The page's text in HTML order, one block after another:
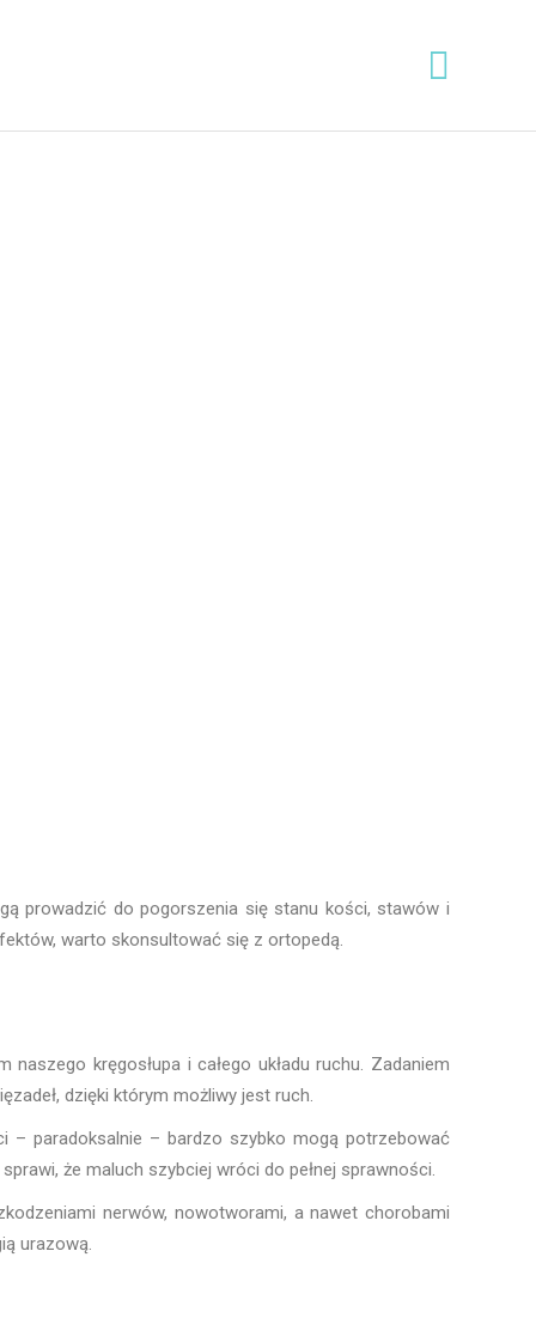
prowadzić do pogorszenia się stanu kości, stawów i
warto skonsultować się z ortopedą.
kręgosłupa i całego układu ruchu. Zadaniem
dzięki którym możliwy jest ruch.
– paradoksalnie – bardzo szybko mogą potrzebować
że maluch szybciej wróci do pełnej sprawności.
nerwów, nowotworami, a nawet chorobami
urazową.